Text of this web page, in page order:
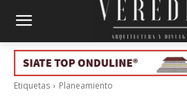
Etiquetas Planeamiento